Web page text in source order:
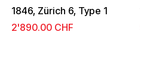
1846, Zürich 6, Type 1
2'890.00 CHF